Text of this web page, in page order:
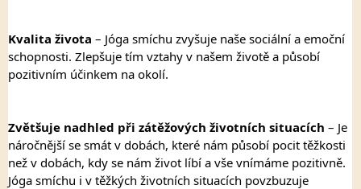
Kvalita života – Jóga smíchu zvyšuje naše sociální a emoční
schopnosti. Zlepšuje tím vztahy v našem životě a působí
pozitivním účinkem na okolí.
Zvětšuje nadhled při zátěžových životních situacích – Je
náročnější se smát v dobách, které nám působí pocit těžkosti
než v dobách, kdy se nám život líbí a vše vnímáme pozitivně.
Jóga smíchu i v těžkých životních situacích povzbuzuje